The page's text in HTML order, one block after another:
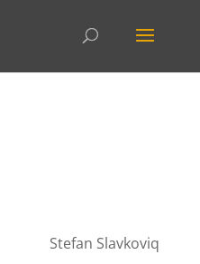
Stefan Slavkoviq